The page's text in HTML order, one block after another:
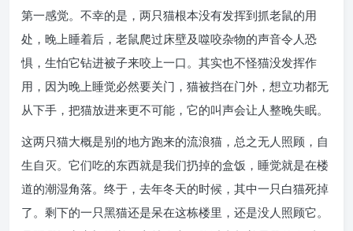
第一感觉。不幸的是，两只猫根本没有发挥到抓老鼠的用
处，晚上睡着后，老鼠爬过床壁及噬咬杂物的声音令人恐
惧，生怕它钻进被子来咬上一口。其实也不怪猫没发挥作
用，因为晚上睡觉必然要关门，猫被挡在门外，想立功都无
从下手，把猫放进来更不可能，它的叫声会让人整晚失眠。
这两只猫大概是别的地方跑来的流浪猫，总之无人照顾，自
生自灭。它们吃的东西就是我们扔掉的盒饭，睡觉就是在楼
道的潮湿角落。终于，去年冬天的时候，其中一只白猫死掉
了。剩下的一只黑猫还是呆在这栋楼里，还是没人照顾它。